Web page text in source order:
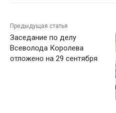
Предыдущая статья
Заседание по делу
Всеволода Королева
отложено на 29 сентября